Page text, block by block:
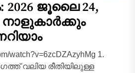
ജൂലൈ 24,
watch?v=6zcDZAzyhMg 1.
വലിയ രീതിയിലുള്ള